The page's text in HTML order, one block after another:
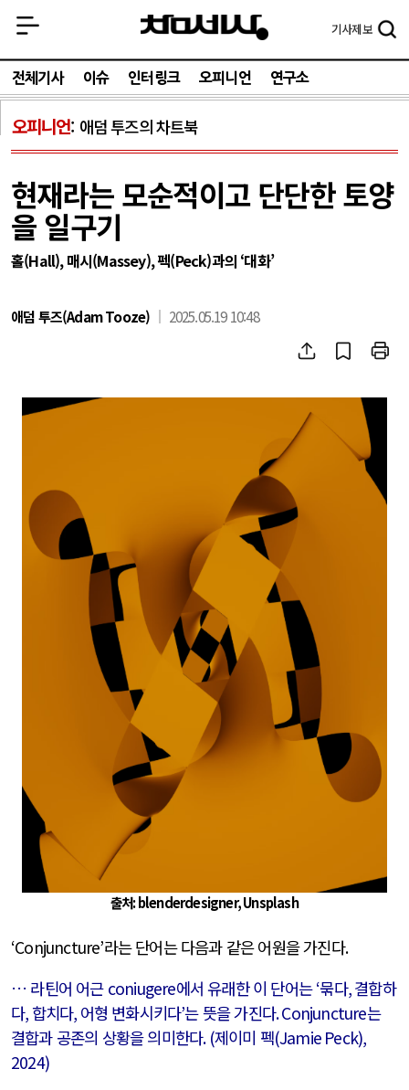
기사제보
전체기사 이슈 인터링크 오피니언 연구소
오피니언 애덤 투즈의 차트북
현재라는 모순적이고 단단한 토양
을 일구기
홀(Hall), 매시(Massey), 펙(Peck)과의 ‘대화’
애덤 투즈(Adam Tooze) 2025.05.19 10:48
출처: blenderdesigner, Unsplash
‘Conjuncture’라는 단어는 다음과 같은 어원을 가진다.
… 라틴어 어근 coniugere에서 유래한 이 단어는‘묶다,결합하
다, 합치다, 어형 변화시키다’는 뜻을 가진다. Conjuncture는
결합과 공존의 상황을 의미한다. (제이미 펙(Jamie Peck),
2024)